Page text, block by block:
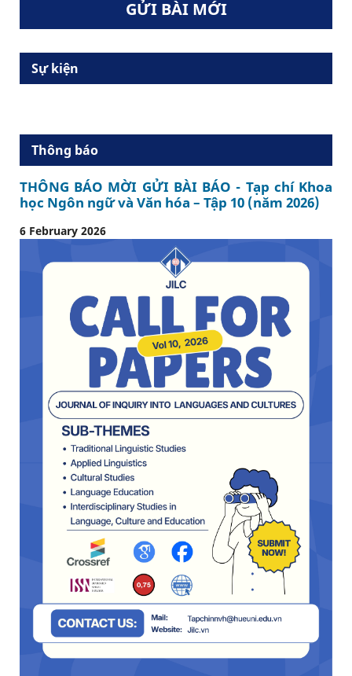
GỬI BÀI MỚI
Sự kiện
Thông báo
THÔNG BÁO MỜI GỬI BÀI BÁO - Tạp chí Khoa
học Ngôn ngữ và Văn hóa – Tập 10 (năm 2026)
6 February 2026